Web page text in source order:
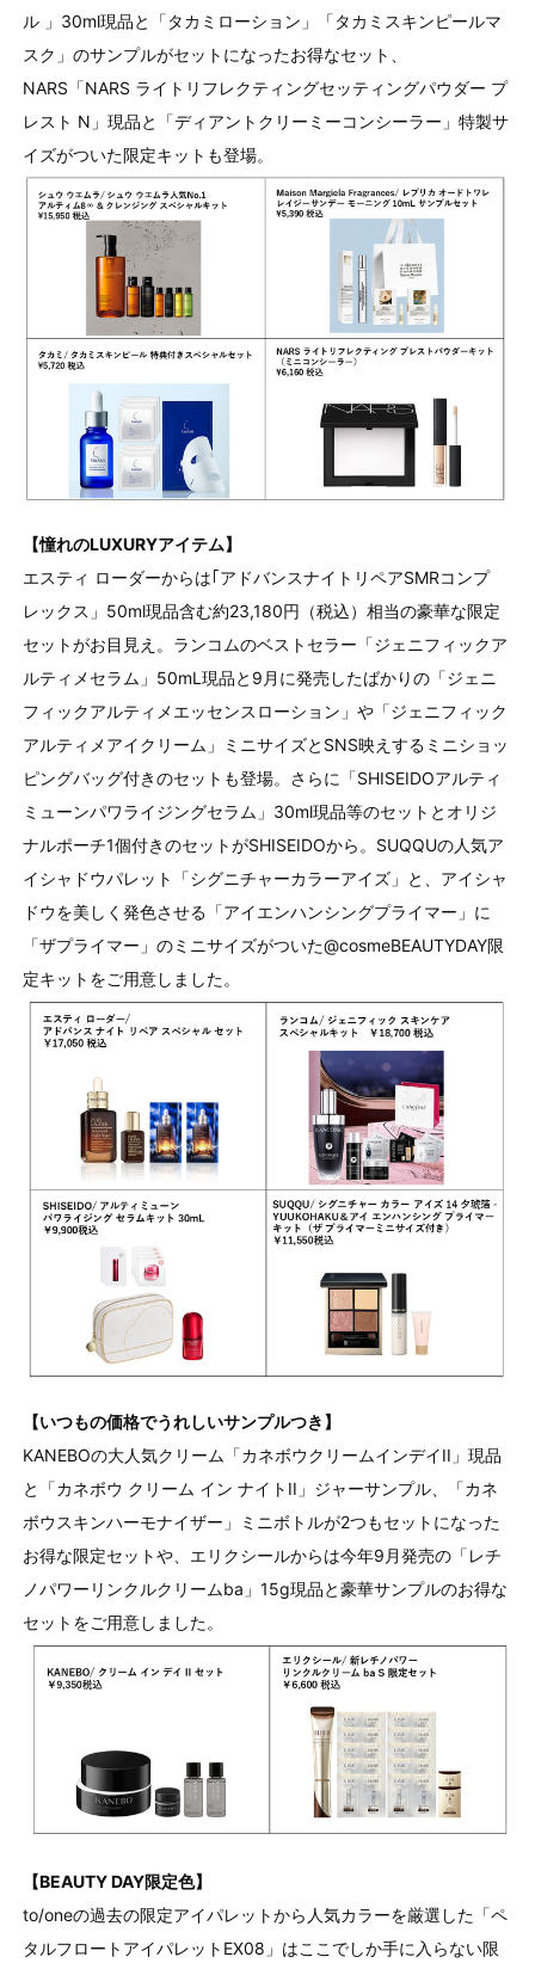
ル 」30ml現品と「タカミローション」「タカミスキンピールマ
スク」のサンプルがセットになったお得なセット、
NARS「NARS ライトリフレクティングセッティングパウダー プ
レスト N」現品と「ディアントクリーミーコンシーラー」特製サ
イズがついた限定キットも登場。
【憧れのLUXURYアイテム】
エスティ ローダーからは｢アドバンスナイトリペアSMRコンプ
レックス」50ml現品含む約23,180円（税込）相当の豪華な限定
セットがお目見え。ランコムのベストセラー「ジェニフィックア
ルティメセラム」50mL現品と9月に発売したばかりの「ジェニ
フィックアルティメエッセンスローション」や「ジェニフィック
アルティメアイクリーム」ミニサイズとSNS映えするミニショッ
ピングバッグ付きのセットも登場。さらに「SHISEIDOアルティ
ミューンパワライジングセラム」30ml現品等のセットとオリジ
ナルポーチ1個付きのセットがSHISEIDOから。SUQQUの人気ア
イシャドウパレット「シグニチャーカラーアイズ」と、アイシャ
ドウを美しく発色させる「アイエンハンシングプライマー」に
「ザプライマー」のミニサイズがついた@cosmeBEAUTYDAY限
定キットをご用意しました。
【いつもの価格でうれしいサンプルつき】
KANEBOの大人気クリーム「カネボウクリームインデイII」現品
と「カネボウ クリーム イン ナイトII」ジャーサンプル、「カネ
ボウスキンハーモナイザー」ミニボトルが2つもセットになった
お得な限定セットや、エリクシールからは今年9月発売の「レチ
ノパワーリンクルクリームba」15g現品と豪華サンプルのお得な
セットをご用意しました。
【BEAUTY DAY限定色】
to/oneの過去の限定アイパレットから人気カラーを厳選した「ペ
タルフロートアイパレットEX08」はここでしか手に入らない限